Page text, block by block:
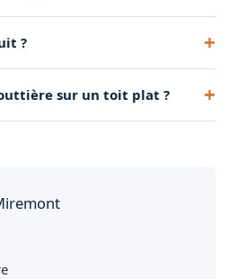
?
sur une toiture.
sur un toit plat ?